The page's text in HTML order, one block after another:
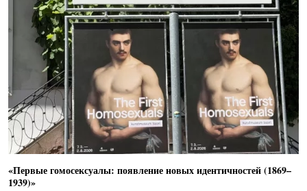
«Первые гомосексуалы: появление новых идентичностей (1869–
1939)»